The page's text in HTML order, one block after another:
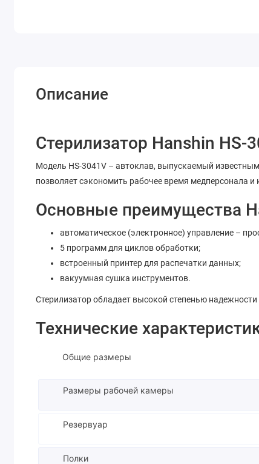
Описание
Стерилизатор Hanshin HS-
Модель HS-3041V – автоклав, выпускаемый
позволяет сэкономить рабочее время медперсонала
Основные преимущества
автоматическое (электронное) управление –
5 программ для циклов обработки;
встроенный принтер для распечатки данных;
вакуумная сушка инструментов.
Стерилизатор обладает высокой степенью
Технические
Общие размеры
Размеры рабочей камеры
Резервуар
Полки